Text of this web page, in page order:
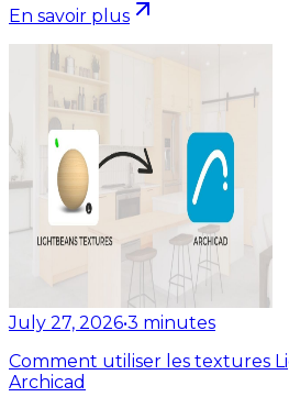
En savoir plus
July 27, 2026•3 minutes
Comment utiliser les textures
Archicad